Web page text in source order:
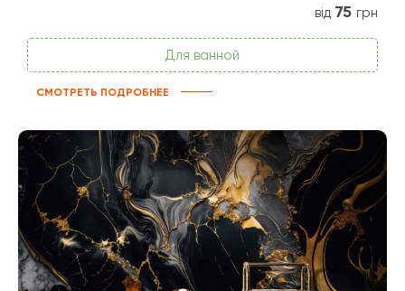
від 75 грн
Для ванной
СМОТРЕТЬ ПОДРОБНЕЕ